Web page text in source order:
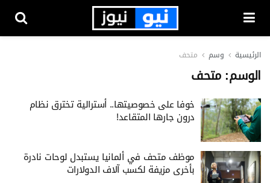
الرئيسية وسم متحف
الوسم:متحف
خوفا على خصوصيتها.. أسترالية تخترق نظام
درون جارها المتقاعد!
موظف متحف في ألمانيا يستبدل لوحات نادرة
بأخرى مزيفة لكسب آلاف الدولارات